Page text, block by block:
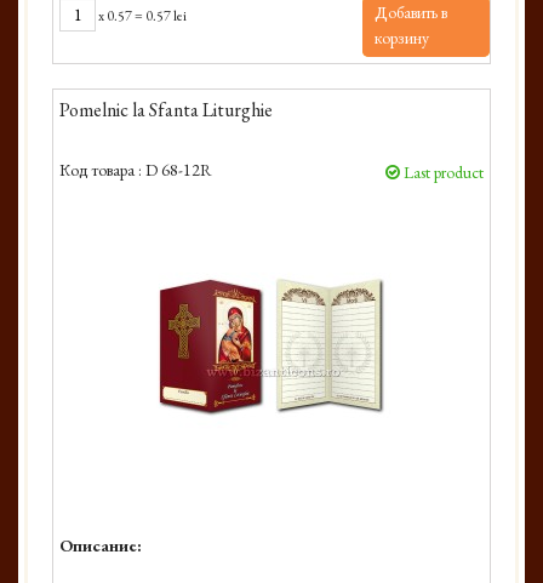
x0.57= 0.57 lei
Добавить в
корзину
Pomelnic la Sfanta Liturghie
Код товара : D 68-12R Last product
Описание: